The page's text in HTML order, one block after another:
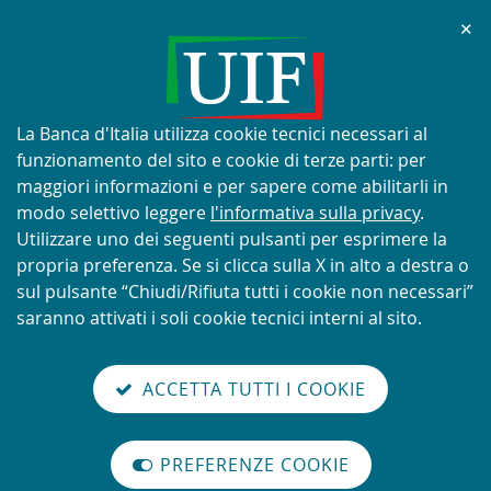
Tentativi di truffa con utilizzo
improprio del nome e del logo
della UIF
SCOPRI DI PIÙ
Cerca
nel
Organizzazione
Newsletter n. 3 - 2025. Le comunicazioni di operazioni sospette della Pu…
✕
Informativa
sui
cookie:
La Banca d'Italia utilizza cookie tecnici necessari al
funzionamento del sito e cookie di terze parti: per
maggiori informazioni e per sapere come abilitarli in
modo selettivo leggere l'informativa sulla privacy.
Utilizzare uno dei seguenti pulsanti per esprimere la
propria preferenza. Se si clicca sulla X in alto a destra o
sul pulsante “Chiudi/Rifiuta tutti i cookie non necessari”
saranno attivati i soli cookie tecnici interni al sito.
ACCETTA TUTTI I COOKIE
PREFERENZE COOKIE